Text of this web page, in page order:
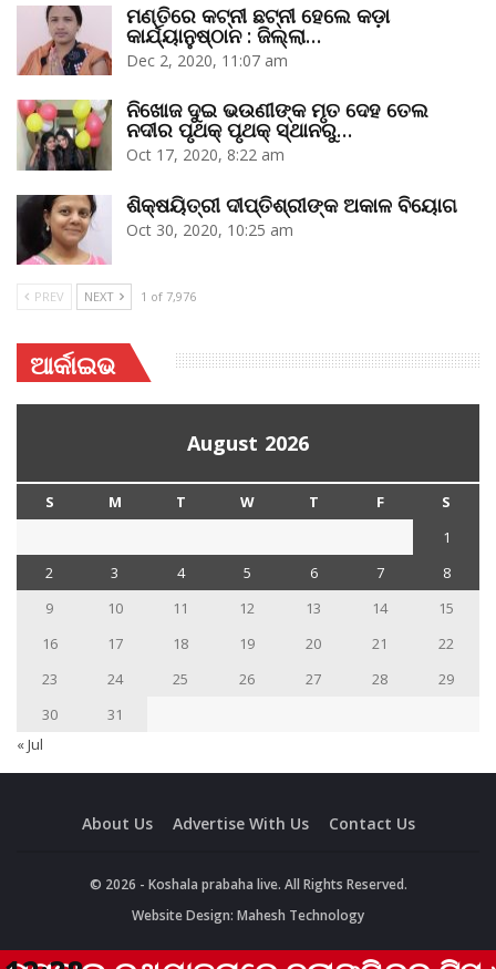
ମଣ୍ତିରେ କଟ୍‌ନୀ ଛଟ୍‌ନୀ ହେଲେ କଡ଼ା
କାର୍ଯ୍ୟାନୁଷ୍ଠାନ : ଜିଲ୍ଲା…
Dec 2, 2020, 11:07 am
ନିଖୋଜ ଦୁଇ ଭଉଣୀଙ୍କ ମୃତ ଦେହ ତେଲ
ନଦୀର ପୃଥକ୍‌ ପୃଥକ୍‌ ସ୍ଥାନରୁ…
Oct 17, 2020, 8:22 am
ଶିକ୍ଷୟିତ୍ରୀ ଦୀପ୍ତିଶ୍ରୀଙ୍କ ଅକାଳ ବିୟୋଗ
Oct 30, 2020, 10:25 am
PREV NEXT 1 of 7,976
ଆର୍କାଇଭ
August 2026
S M T W T F
S
1
2
3 4 5 6 7
8
9
10 11 12 13 14
15
16
17 18 19 20 21
22
23
24 25 26 27 28
29
30
31
« Jul
About Us Advertise With Us Contact Us
© 2026 - Koshala prabaha live. All Rights Reserved.
Website Design: Mahesh Technology